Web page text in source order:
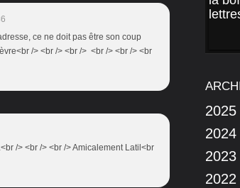
ce ne doit pas être son coup
/> <br /> <br /> <br /> <br /> <br
/> <br /> <br /> Amicalement Latil<br
2025
2024
2023
2022